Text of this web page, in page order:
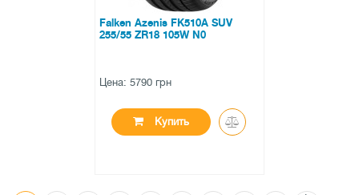
Falken Azenis FK510A SUV
255/55 ZR18 105W N0
Цена: 5790 грн
Купить